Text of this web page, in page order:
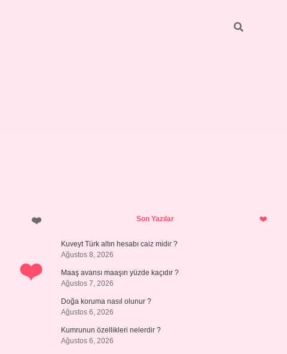
SidebarSon Yazılar
Kuveyt Türk altın hesabı caiz midir ?
Ağustos 8, 2026
Maaş avansı maaşın yüzde kaçıdır ?
Ağustos 7, 2026
Doğa koruma nasıl olunur ?
Ağustos 6, 2026
Kumrunun özellikleri nelerdir ?
Ağustos 6, 2026